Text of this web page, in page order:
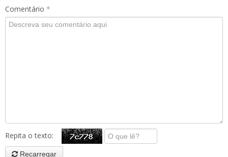
Comentário *
Repita o texto:
Recarregar